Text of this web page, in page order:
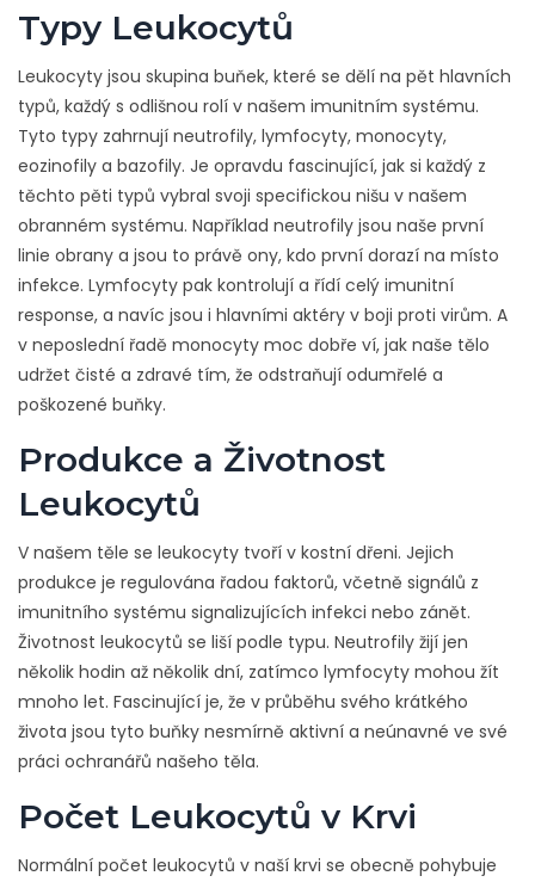
Typy Leukocytů
Leukocyty jsou skupina buňek, které se dělí na pět hlavních
typů, každý s odlišnou rolí v našem imunitním systému.
Tyto typy zahrnují neutrofily, lymfocyty, monocyty,
eozinofily a bazofily. Je opravdu fascinující, jak si každý z
těchto pěti typů vybral svoji specifickou nišu v našem
obranném systému. Například neutrofily jsou naše první
linie obrany a jsou to právě ony, kdo první dorazí na místo
infekce. Lymfocyty pak kontrolují a řídí celý imunitní
response, a navíc jsou i hlavními aktéry v boji proti virům. A
v neposlední řadě monocyty moc dobře ví, jak naše tělo
udržet čisté a zdravé tím, že odstraňují odumřelé a
poškozené buňky.
Produkce a Životnost
Leukocytů
V našem těle se leukocyty tvoří v kostní dřeni. Jejich
produkce je regulována řadou faktorů, včetně signálů z
imunitního systému signalizujících infekci nebo zánět.
Životnost leukocytů se liší podle typu. Neutrofily žijí jen
několik hodin až několik dní, zatímco lymfocyty mohou žít
mnoho let. Fascinující je, že v průběhu svého krátkého
života jsou tyto buňky nesmírně aktivní a neúnavné ve své
práci ochranářů našeho těla.
Počet Leukocytů v Krvi
Normální počet leukocytů v naší krvi se obecně pohybuje